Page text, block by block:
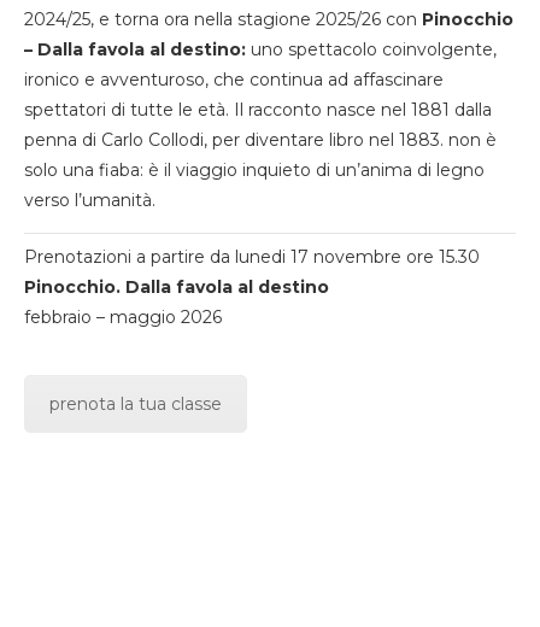
2024/25, e torna ora nella stagione 2025/26 con Pinocchio
– Dalla favola al destino: uno spettacolo coinvolgente,
ironico e avventuroso, che continua ad affascinare
spettatori di tutte le età. Il racconto nasce nel 1881 dalla
penna di Carlo Collodi, per diventare libro nel 1883. non è
solo una fiaba: è il viaggio inquieto di un’anima di legno
verso l’umanità.
Prenotazioni a partire da lunedi 17 novembre ore 15.30
Pinocchio. Dalla favola al destino
febbraio – maggio 2026
prenota la tua classe